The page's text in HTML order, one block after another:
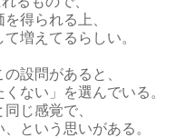
得られる上、
増えてるらしい。
設問があると、
ない」を選んでいる。
じ感覚で、
という思いがある。